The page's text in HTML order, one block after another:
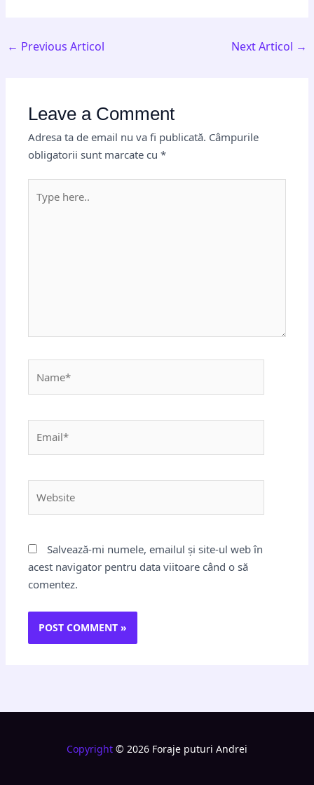
← Previous Articol Next Articol →
Leave a Comment
Adresa ta de email nu va fi publicată. Câmpurile
obligatorii sunt marcate cu*
here..
Salvează-mi numele, emailul și site-ul web în
acest navigator pentru data viitoare când o să
comentez.
Copyright © 2026 Foraje puturi Andrei